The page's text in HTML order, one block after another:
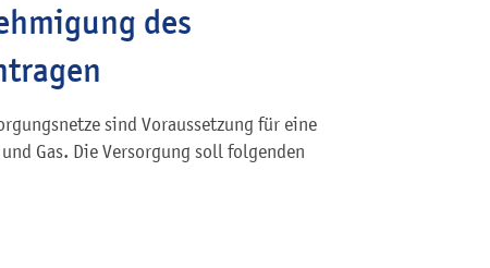
des
sind Voraussetzung für eine
Gas. Die Versorgung soll folgenden